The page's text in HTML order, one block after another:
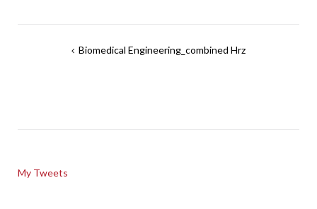
Biomedical Engineering_combined Hrz
My Tweets